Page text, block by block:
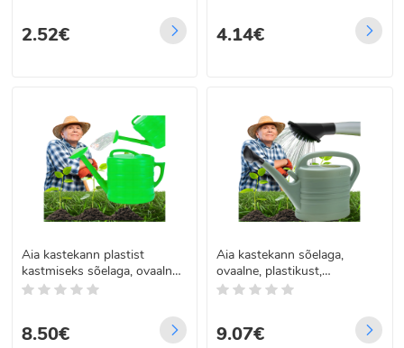
2.52€ 4.14€
Aia kastekann plastist
kastmiseks sõelaga, ovaalne,
7L
8.50€
Aia kastekann sõelaga,
ovaalne, plastikust,
kastmiseks, 5L
9.07€